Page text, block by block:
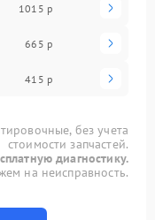
1015 р
665 р
415 р
без учета
стоимости запчастей.
диагностику.
на неисправность.